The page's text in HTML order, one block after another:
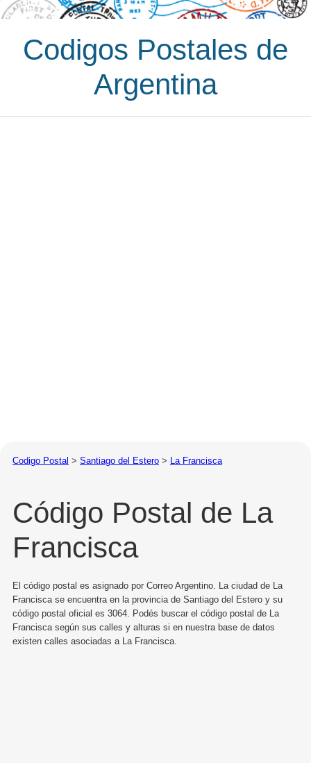
Codigos Postales de
Argentina
Codigo Postal > Santiago del Estero > La Francisca
Código Postal de La
Francisca
El código postal es asignado por Correo Argentino. La ciudad de La
Francisca se encuentra en la provincia de Santiago del Estero y su
código postal oficial es 3064. Podés buscar el código postal de La
Francisca según sus calles y alturas si en nuestra base de datos
existen calles asociadas a La Francisca.